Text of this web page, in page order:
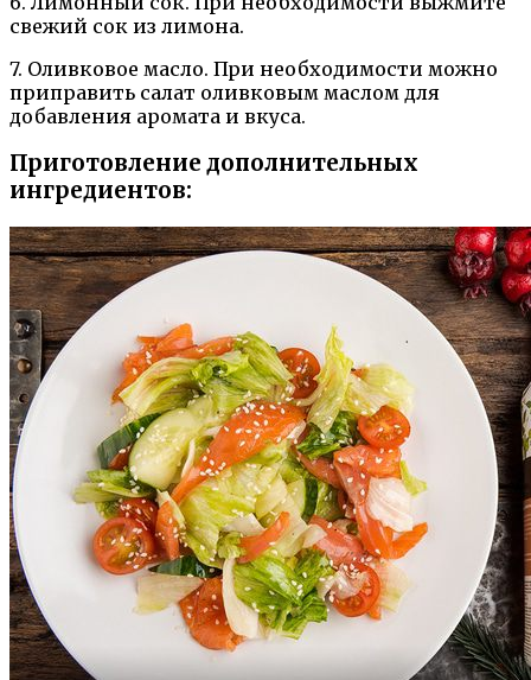
свежий сок из лимона.
7. Оливковое масло. При необходимости можно
приправить салат оливковым маслом для
добавления аромата и вкуса.
Приготовление дополнительных
ингредиентов: